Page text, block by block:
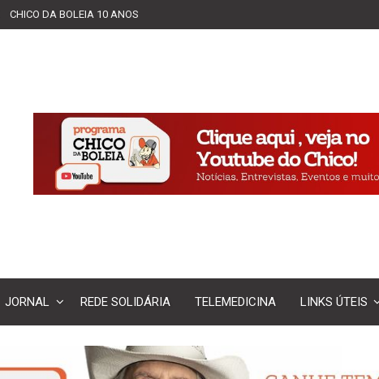
CHICO DA BOLEIA 10 ANOS
JORNAL REDE SOLIDÁRIA TELEMEDICINA LINKS ÚTEIS